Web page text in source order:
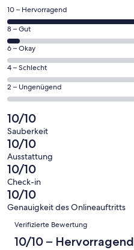
einem
neuen
Fenster
geöffnet
192
von
insgesamt
203
Gästebewertungen
haben
eine
Bewertung
von
10
-
Hervorragend
10 – Hervorragend
10
von
insgesamt
203
Gästebewertungen
haben
Bewertung
von
8
-
Gut
8 – Gut
0
von
insgesamt
203
Gästebewertungen
haben
eine
Bewertung
von
6
-
Okay
6 – Okay
1
von
insgesamt
Gästebewertungen
haben
eine
Bewertung
von
4
-
Schlecht
4 – Schlecht
0
von
insgesamt
203
Gästebewertungen
haben
eine
Bewertung
von
2
Ungenügend
2 – Ungenügend
10/10
Sauberkeit
10/10
Ausstattung
10/10
Check-in
10/10
Genauigkeit des Onlineauftritts
Bewertungen
Verifizierte Bewertung
10/10 – Hervorragend